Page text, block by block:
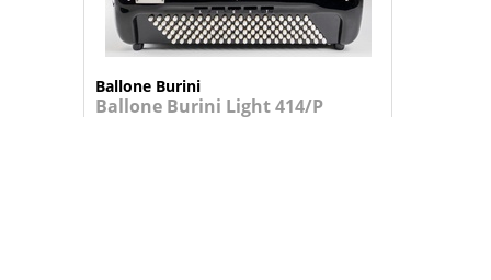
Ballone Burini
Ballone Burini Light 414/P